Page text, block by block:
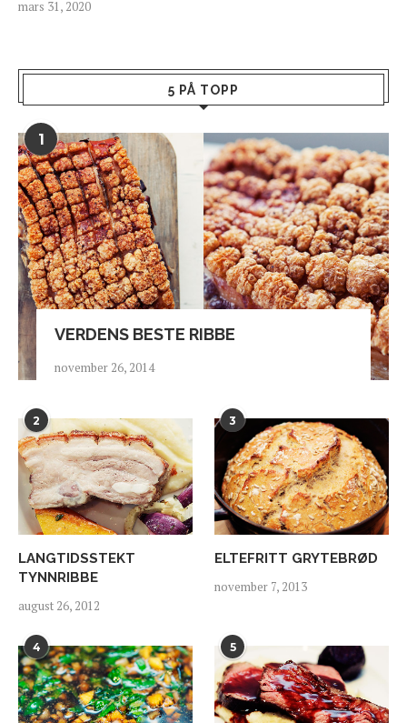
mars 31, 2020
5 PÅ TOPP
1
VERDENS BESTE RIBBE
november 26, 2014
2
LANGTIDSSTEKT
TYNNRIBBE
august 26, 2012
3
ELTEFRITT GRYTEBRØD
november 7, 2013
4 5